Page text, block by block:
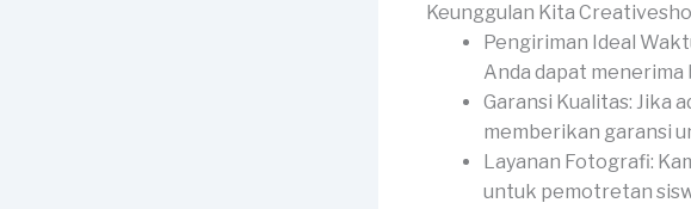
Keunggulan Kita
Pengiriman Ideal
Anda dapat menerima
Garansi Kualitas: Jika
memberikan garansi
Layanan Fotografi:
untuk pemotretan